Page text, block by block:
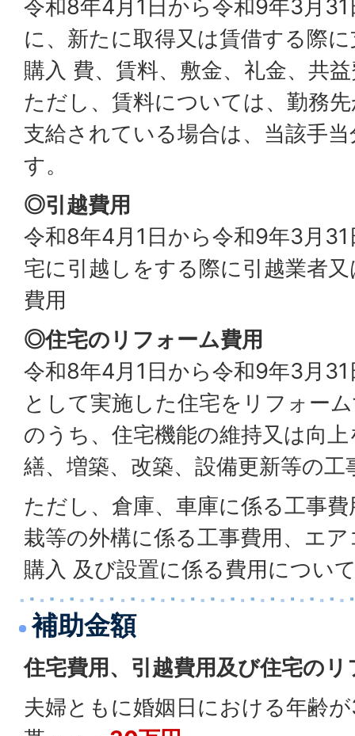
令和8年4月1日から令和9年3月
に、新たに取得又は賃借する際
購入 費、賃料、敷金、礼金、共
ただし、賃料については、勤務
支給されている場合は、当該手
す。
◎引越費用
令和8年4月1日から令和9年3月
宅に引越しをする際に引越業者
費用
◎住宅のリフォーム費用
令和8年4月1日から令和9年3月
として実施した住宅をリフォー
のうち、住宅機能の維持又は向
繕、増築、改築、設備更新等の工
ただし、倉庫、車庫に係る工事
栽等の外構に係る工事費用、エ
購入 及び設置に係る費用につい
補助金額
住宅費用、引越費用及び住宅の
夫婦ともに婚姻日における年齢